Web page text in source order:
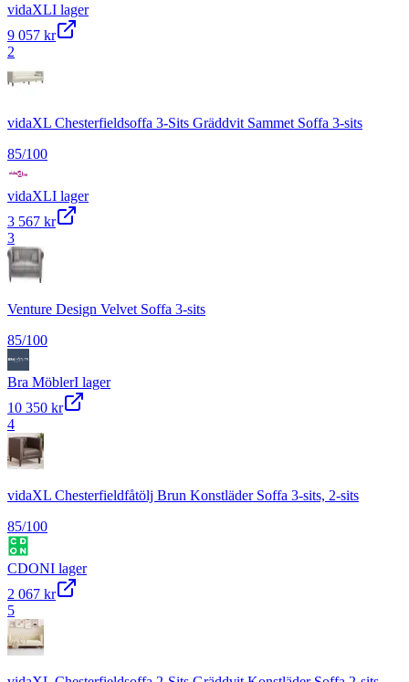
vidaXLI lager
9 057 kr
2
vidaXL Chesterfieldsoffa 3-Sits Gräddvit Sammet Soffa 3-sits
85/100
vidaXLI lager
3 567 kr
3
Venture Design Velvet Soffa 3-sits
85/100
Bra MöblerI lager
10 350 kr
4
vidaXL Chesterfieldfåtölj Brun Konstläder Soffa 3-sits, 2-sits
85/100
CDONI lager
2 067 kr
5